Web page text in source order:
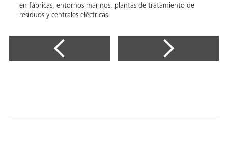
en fábricas, entornos marinos, plantas de tratamiento de
residuos y centrales eléctricas.